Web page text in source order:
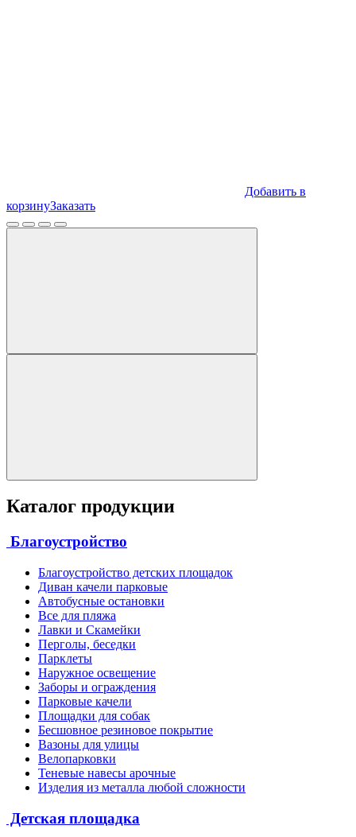
Добавить в
корзинуЗаказать
Каталог продукции
Благоустройство
Благоустройство детских площадок
Диван качели парковые
Автобусные остановки
Все для пляжа
Лавки и Скамейки
Перголы, беседки
Парклеты
Наружное освещение
Заборы и ограждения
Парковые качели
Площадки для собак
Бесшовное резиновое покрытие
Вазоны для улицы
Велопарковки
Теневые навесы арочные
Изделия из металла любой сложности
Детская площадка